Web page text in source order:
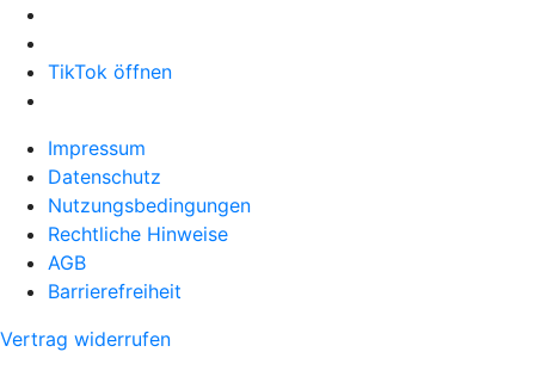
TikTok öffnen
Impressum
Datenschutz
Nutzungsbedingungen
Rechtliche Hinweise
AGB
Barrierefreiheit
Vertrag widerrufen